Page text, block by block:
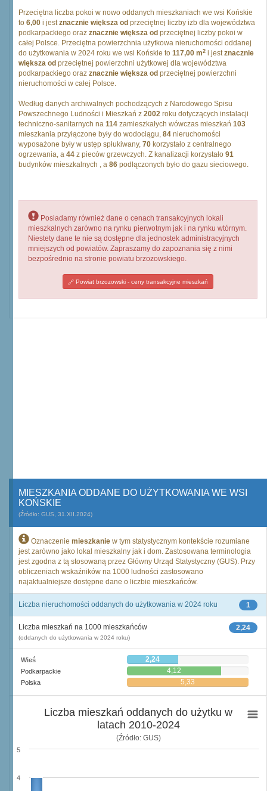
Przeciętna liczba pokoi w nowo oddanych mieszkaniach we wsi Końskie
to 6,00 i jestznacznie większa od przeciętnej liczby izb dla województwa
podkarpackiego oraz znacznie większa od przeciętnej liczby pokoi w
całej Polsce. Przeciętna powierzchnia użytkowa nieruchomości oddanej
do użytkowania w 2024 roku we wsi Końskie to 117,00 m2 i jestznacznie
większa od przeciętnej powierzchni użytkowej dla województwa
podkarpackiego oraz znacznie większa od przeciętnej powierzchni
nieruchomości w całej Polsce.
Według danych archiwalnych pochodzących z Narodowego Spisu
Powszechnego Ludności i Mieszkań z 2002 roku dotyczących instalacji
techniczno-sanitarnych na 114 zamieszkałych wówczas mieszkań 103
mieszkania przyłączone były do wodociągu, 84 nieruchomości
wyposażone były w ustęp spłukiwany, 70 korzystało z centralnego
ogrzewania, a 44 z pieców grzewczych. Z kanalizacji korzystało 91
budynków mieszkalnych , a 86 podłączonych było do gazu sieciowego.
Posiadamy również dane o cenach transakcyjnych lokali
mieszkalnych zarówno na rynku pierwotnym jak i na rynku wtórnym.
Niestety dane te nie są dostępne dla jednostek administracyjnych
mniejszych od powiatów. Zapraszamy do zapoznania się z nimi
bezpośrednio na stronie powiatu brzozowskiego.
Powiat brzozowski - ceny transakcyjne mieszkań
MIESZKANIA ODDANE DO UŻYTKOWANIA WE WSI
KOŃSKIE
(Źródło: GUS, 31.XII.2024)
Oznaczenie mieszkanie w tym statystycznym kontekście rozumiane
jest zarówno jako lokal mieszkalny jak i dom. Zastosowana terminologia
jest zgodna z tą stosowaną przez Główny Urząd Statystyczny (GUS). Przy
obliczeniach wskaźników na 1000 ludności zastosowano
najaktualniejsze dostępne dane o liczbie mieszkańców.
1
Liczba nieruchomości oddanych do użytkowania w 2024 roku
2,24
Liczba mieszkań na 1000 mieszkańców
(oddanych do użytkowania w 2024 roku)
Wieś 2,24
Podkarpackie 4,12
Polska 5,33
Liczba mieszkań oddanych do użytku w
latach 2010-2024
(Źródło: GUS)
4
5